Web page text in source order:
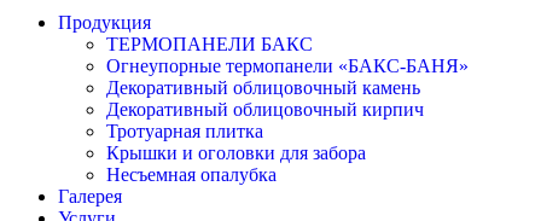
Продукция
ТЕРМОПАНЕЛИ БАКС
Огнеупорные термопанели «БАКС-БАНЯ»
Декоративный облицовочный камень
Декоративный облицовочный кирпич
Тротуарная плитка
Крышки и оголовки для забора
Несъемная опалубка
Галерея